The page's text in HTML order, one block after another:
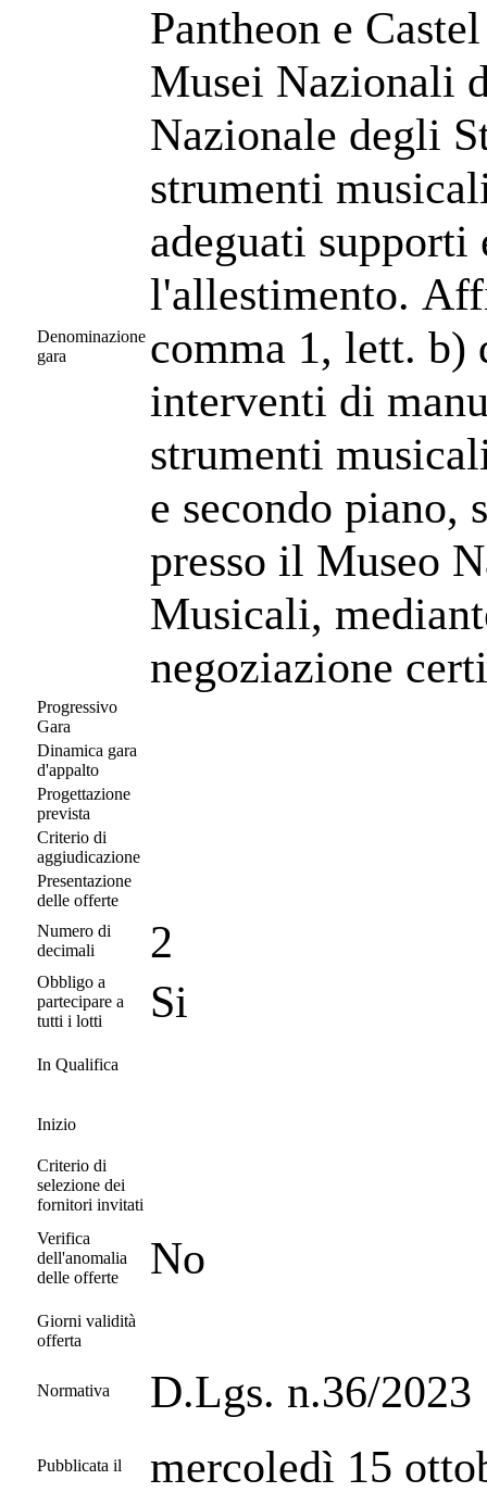
Denominazione
gara
Pantheon e
Musei Nazionali
Nazionale degli
strumenti
adeguati
l'allestimento.
comma 1, lett. b)
interventi di
strumenti
e secondo
presso il Museo
Musicali,
negoziazione
Progressivo
Gara
Dinamica gara
d'appalto
Progettazione
prevista
Criterio di
aggiudicazione
Presentazione
delle offerte
Numero di
decimali
2
Obbligo a
partecipare a
tutti i lotti
Si
In Qualifica
Inizio
Criterio di
selezione dei
fornitori invitati
Verifica
dell'anomalia
delle offerte
No
Giorni validità
offerta
Normativa D.Lgs. n.36/2023
Pubblicata il mercoledì 15